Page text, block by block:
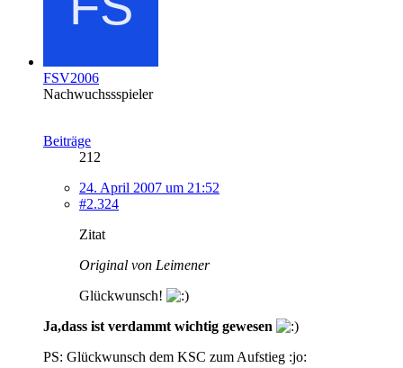
FSV2006
Nachwuchssspieler
Beiträge
212
24. April 2007 um 21:52
#2.324
Zitat
Original von Leimener
Glückwunsch!
Ja,dass ist verdammt wichtig gewesen
PS: Glückwunsch dem KSC zum Aufstieg :jo: